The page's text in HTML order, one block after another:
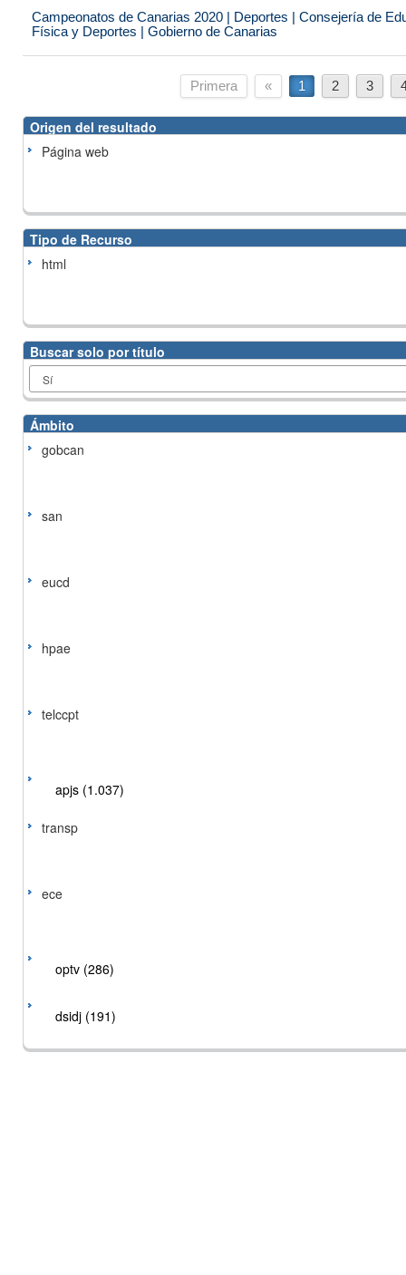
Campeonatos de Canarias 2020 | Deportes | Consejería de
Física y Deportes | Gobierno de Canarias
Primera « 1 2 3
Origen del resultado
Página web
Tipo de Recurso
html
Buscar solo por título
Ámbito
gobcan
san
eucd
hpae
telccpt
apjs (1.037)
transp
ece
optv (286)
dsidj (191)